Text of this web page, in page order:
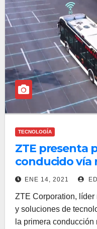
TECNOLOGÍA
ZTE presenta
conducido vía
ENE 14, 2021
ZTE Corporation,
y soluciones de
la primera